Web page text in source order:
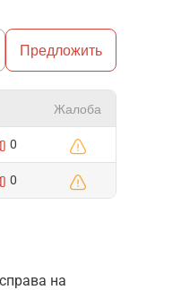
Предложить
Жалоба
0
0
на